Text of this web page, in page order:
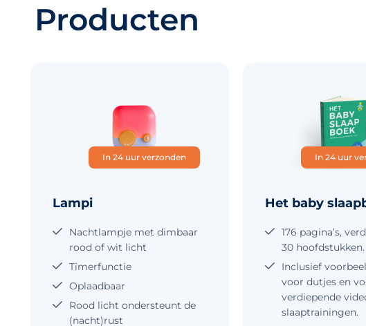
Producten
In 24 uur verzonden
Lampi
Nachtlampje met dimbaar
rood of wit licht
Timerfunctie
Oplaadbaar
Rood licht ondersteunt de
(nacht)rust
In 24 uur
Het baby
176 pagina’s,
30 hoofdstukken.
Inclusief
voor dutjes en
verdiepende
slaaptrainingen.